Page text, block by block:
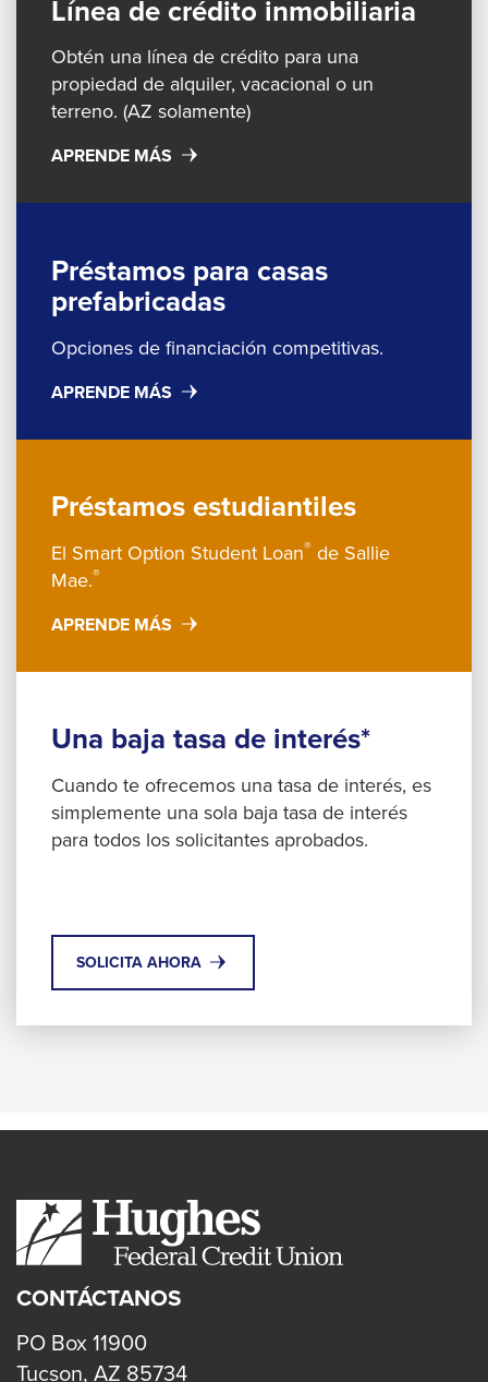
Línea de crédito inmobiliaria
Obtén una línea de crédito para una
propiedad de alquiler, vacacional o un
terreno. (AZ solamente)
APRENDE MÁS
Préstamos para casas
prefabricadas
Opciones de financiación competitivas.
APRENDE MÁS
Préstamos estudiantiles
El Smart Option Student Loan® de Sallie
Mae.®
APRENDE MÁS
Una baja tasa de interés*
Cuando te ofrecemos una tasa de interés, es
simplemente una sola baja tasa de interés
para todos los solicitantes aprobados.
SOLICITA AHORA
a
CONTÁCTANOS
PO Box 11900
Tucson, AZ 85734